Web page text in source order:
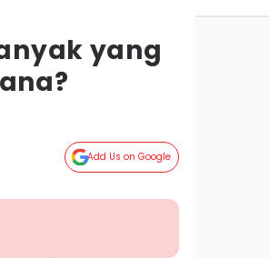
yang
Add Us on Google